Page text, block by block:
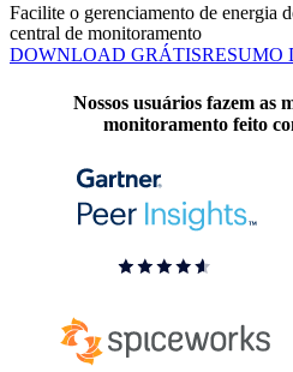
Facilite o gerenciamento de energia
central de monitoramento
DOWNLOAD GRÁTISRESUMO
Nossos usuários fazem as
monitoramento feito